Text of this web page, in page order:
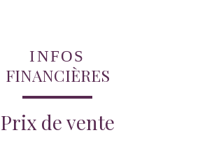
INFOS
FINANCIÈRES
Prix de vente